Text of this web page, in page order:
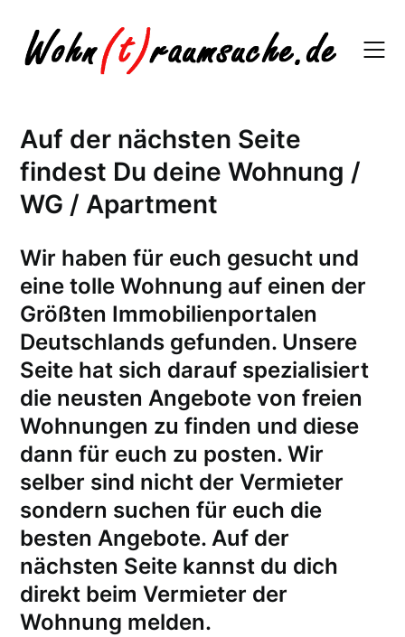
content
Auf der nächsten Seite
findest Du deine Wohnung /
WG / Apartment
Wir haben für euch gesucht und
eine tolle Wohnung auf einen der
Größten Immobilienportalen
Deutschlands gefunden. Unsere
Seite hat sich darauf spezialisiert
die neusten Angebote von freien
Wohnungen zu finden und diese
dann für euch zu posten. Wir
selber sind nicht der Vermieter
sondern suchen für euch die
besten Angebote. Auf der
nächsten Seite kannst du dich
direkt beim Vermieter der
Wohnung melden.